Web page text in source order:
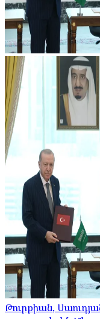
Թուրքիան,